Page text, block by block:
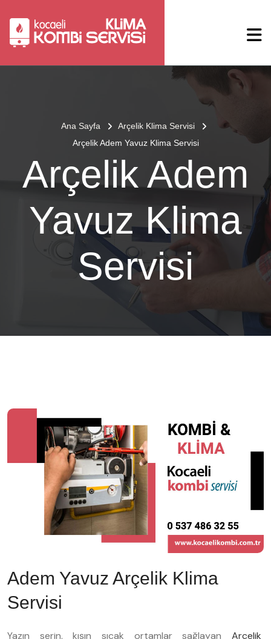
Ana Sayfa
Arçelik Klima Servisi
Arçelik Adem Yavuz Klima Servisi
Arçelik Adem
Yavuz Klima
Servisi
Adem Yavuz Arçelik Klima
Servisi
Yazın serin, kışın sıcak ortamlar sağlayan Arçelik